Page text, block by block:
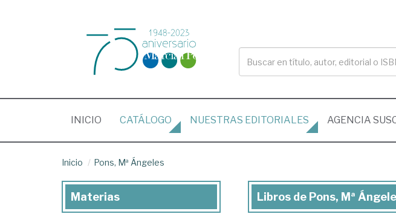
INICIO (CURRENT)
CATÁLOGO NUESTRAS EDITORIALES AGENCIA
Inicio Pons, Mª Ángeles
Libros
Libros de Pons, Mª
Materias